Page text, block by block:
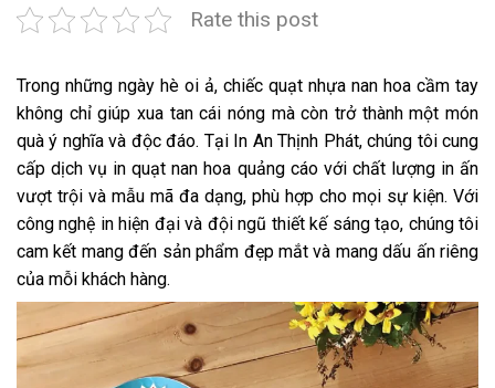
Rate this post
Trong những ngày hè oi ả, chiếc quạt nhựa nan hoa cầm tay
không chỉ giúp xua tan cái nóng mà còn trở thành một món
quà ý nghĩa và độc đáo. Tại In An Thịnh Phát, chúng tôi cung
cấp dịch vụ in quạt nan hoa quảng cáovới chất lượng in ấn
vượt trội và mẫu mã đa dạng, phù hợp cho mọi sự kiện. Với
công nghệ in hiện đại và đội ngũ thiết kế sáng tạo, chúng tôi
cam kết mang đến sản phẩm đẹp mắt và mang dấu ấn riêng
của mỗi khách hàng.